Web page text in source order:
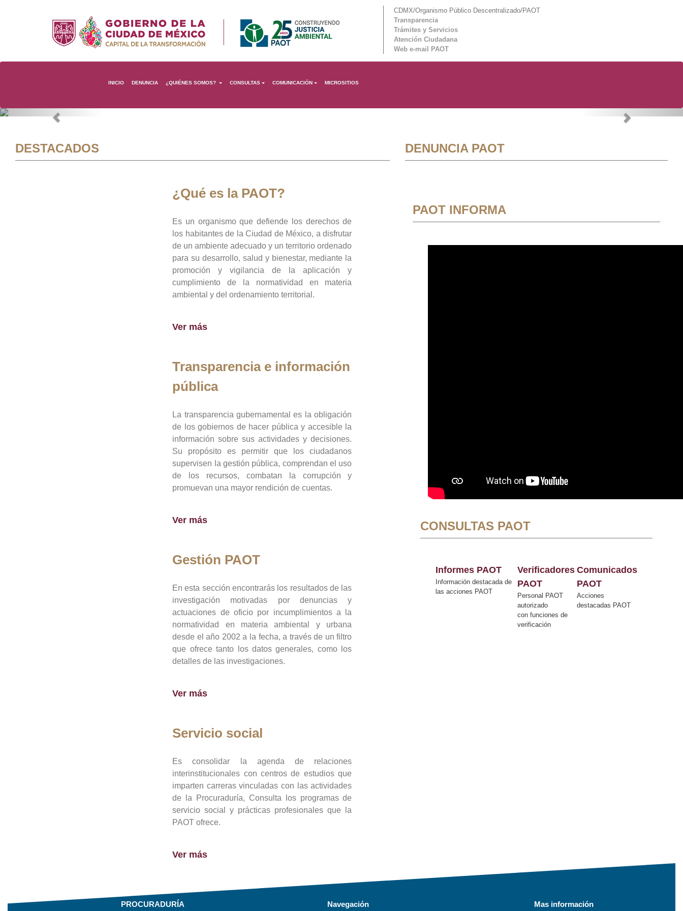
CDMX/Organismo Público Descentralizado/PAOT
Transparencia
Trámites y Servicios
Atención Ciudadana
Web e-mail PAOT
INICIO DENUNCIA ¿QUIÉNES SOMOS? CONSULTAS COMUNICACIÓN MICROSITIOS
Previous Next
DESTACADOS
¿Qué es la PAOT?
Es un organismo que defiende los derechos de
los habitantes de la Ciudad de México, a disfrutar
de un ambiente adecuado y un territorio ordenado
para su desarrollo, salud y bienestar, mediante la
promoción y vigilancia de la aplicación y
cumplimiento de la normatividad en materia
ambiental y del ordenamiento territorial.
Ver más
Transparencia e información
pública
La transparencia gubernamental es la obligación
de los gobiernos de hacer pública y accesible la
información sobre sus actividades y decisiones.
Su propósito es permitir que los ciudadanos
supervisen la gestión pública, comprendan el uso
de los recursos, combatan la corrupción y
promuevan una mayor rendición de cuentas.
Ver más
Gestión PAOT
En esta sección encontrarás los resultados de las
investigación motivadas por denuncias y
actuaciones de oficio por incumplimientos a la
normatividad en materia ambiental y urbana
desde el año 2002 a la fecha, a través de un filtro
que ofrece tanto los datos generales, como los
detalles de las investigaciones.
Ver más
Servicio social
Es consolidar la agenda de relaciones
interinstitucionales con centros de estudios que
imparten carreras vinculadas con las actividades
de la Procuraduría, Consulta los programas de
servicio social y prácticas profesionales que la
PAOT ofrece.
Ver más
DENUNCIA PAOT
PAOT INFORMA
CONSULTAS PAOT
Informes PAOT
Información destacada de
las acciones PAOT
Verificadores
PAOT
Personal PAOT
autorizado
con funciones de
verificación
Comunicados
PAOT
Acciones
destacadas PAOT
PROCURADURÍA Navegación Mas información